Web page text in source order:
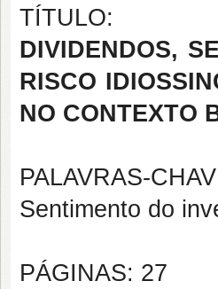
TÍTULO:
DIVIDENDOS,
RISCO
NO CONTEXTO
PALAVRAS-
Sentimento do
PÁGINAS: 27